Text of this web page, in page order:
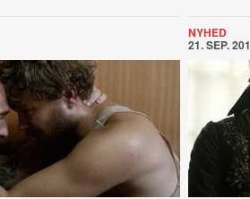
NYHED
21. SEP.